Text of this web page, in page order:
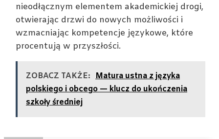
nieodłącznym elementem akademickiej drogi,
otwierając drzwi do nowych możliwości i
wzmacniając kompetencje językowe, które
procentują w przyszłości.
ZOBACZ TAKŻE:
Matura ustna z języka
polskiego i obcego — klucz do ukończenia
szkoły średniej